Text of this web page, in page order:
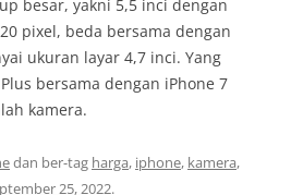
besar, yakni 5,5 inci dengan
pixel, beda bersama dengan
ukuran layar 4,7 inci. Yang
bersama dengan iPhone 7
kamera.
dan ber-tag harga, iphone, kamera,
25, 2022.